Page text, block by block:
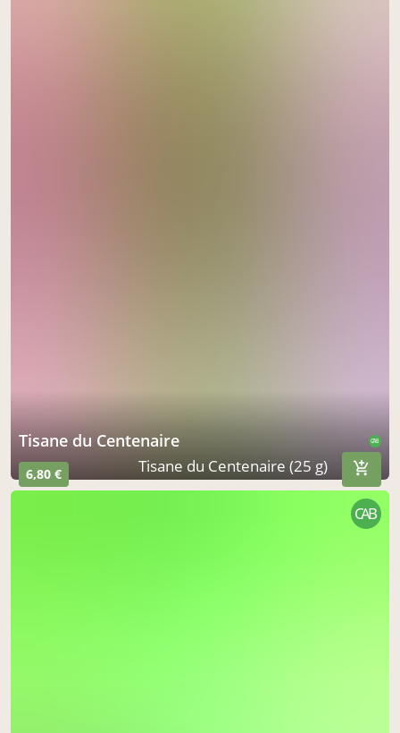
Tisane du Centenaire CAB
6,80 € Tisane du Centenaire (25 g)
CAB